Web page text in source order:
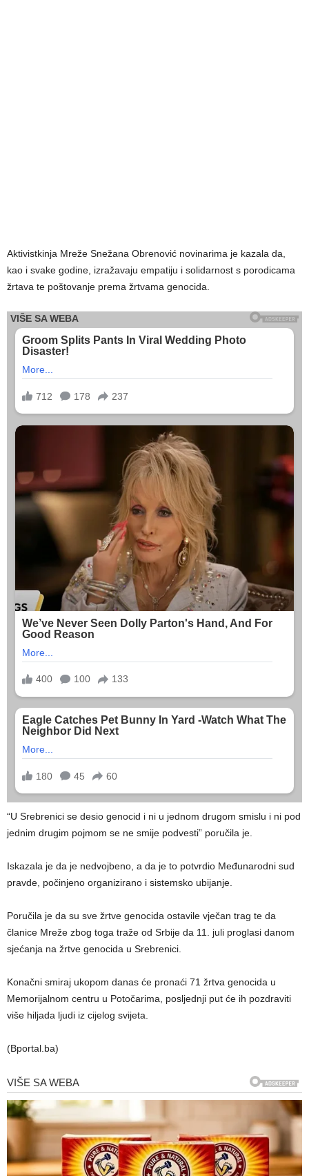
Aktivistkinja Mreže Snežana Obrenović novinarima je kazala da,
kao i svake godine, izražavaju empatiju i solidarnost s porodicama
žrtava te poštovanje prema žrtvama genocida.
“U Srebrenici se desio genocid i ni u jednom drugom smislu i ni pod
jednim drugim pojmom se ne smije podvesti” poručila je.
Iskazala je da je nedvojbeno, a da je to potvrdio Međunarodni sud
pravde, počinjeno organizirano i sistemsko ubijanje.
Poručila je da su sve žrtve genocida ostavile vječan trag te da
članice Mreže zbog toga traže od Srbije da 11. juli proglasi danom
sjećanja na žrtve genocida u Srebrenici.
Konačni smiraj ukopom danas će pronaći 71 žrtva genocida u
Memorijalnom centru u Potočarima, posljednji put će ih pozdraviti
više hiljada ljudi iz cijelog svijeta.
(Bportal.ba)